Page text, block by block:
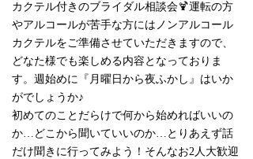
カクテル付きのブライダル相談会🍹運転の方
やアルコールが苦手な方にはノンアルコール
カクテルをご準備させていただきますので、
どなた様でも楽しめる内容となっておりま
す。週始めに『月曜日から夜ふかし』はいか
がでしょうか♪
初めてのことだらけで何から始めればいいの
か…どこから聞いていいのか…とりあえず話
だけ聞きに行ってみよう！そんなお2人大歓迎